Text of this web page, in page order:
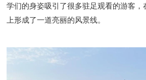
学们的身姿吸引了很多驻足观看的游客，
上形成了一道亮丽的风景线。